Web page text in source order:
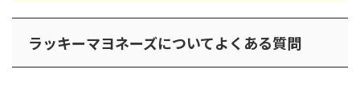
ラッキーマヨネーズについてよくある質問